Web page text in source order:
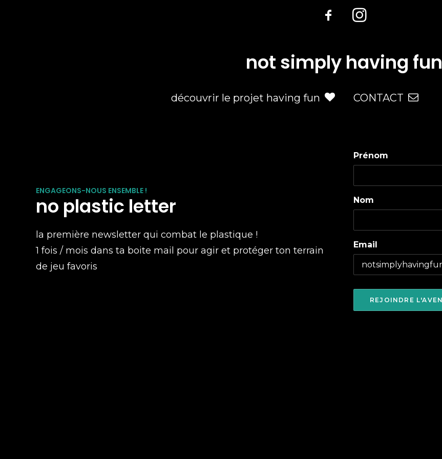
not simply having fun
découvrir le projet having fun CONTACT
ENGAGEONS-NOUS ENSEMBLE !
no plastic letter
la première newsletter qui combat le plastique !
1 fois / mois dans ta boite mail pour agir et protéger ton terrain
de jeu favoris
Prénom
Nom
Email